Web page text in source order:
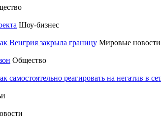
Шоу-бизнес
Венгрия закрыла границу Мировые новости
Общество
реагировать на негатив в